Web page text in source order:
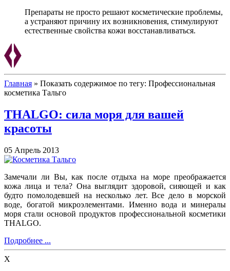
Препараты не просто решают косметические проблемы,
а устраняют причину их возникновения, стимулируют
естественные свойства кожи восстанавливаться.
Главная » Показать содержимое по тегу: Профессиональная
косметика Тальго
THALGO: сила моря для вашей
красоты
05 Апрель 2013
Замечали ли Вы, как после отдыха на море преображается
кожа лица и тела? Она выглядит здоровой, сияющей и как
будто помолодевшей на несколько лет. Все дело в морской
воде, богатой микроэлементами. Именно вода и минералы
моря стали основой продуктов профессиональной косметики
THALGO.
Подробнее ...
X